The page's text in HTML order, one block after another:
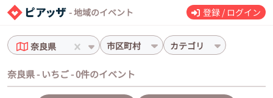
- 地域のイベント 登録 / ログイン
奈良県 市区町村 カテゴリ
奈良県 - いちご - 0件のイベント